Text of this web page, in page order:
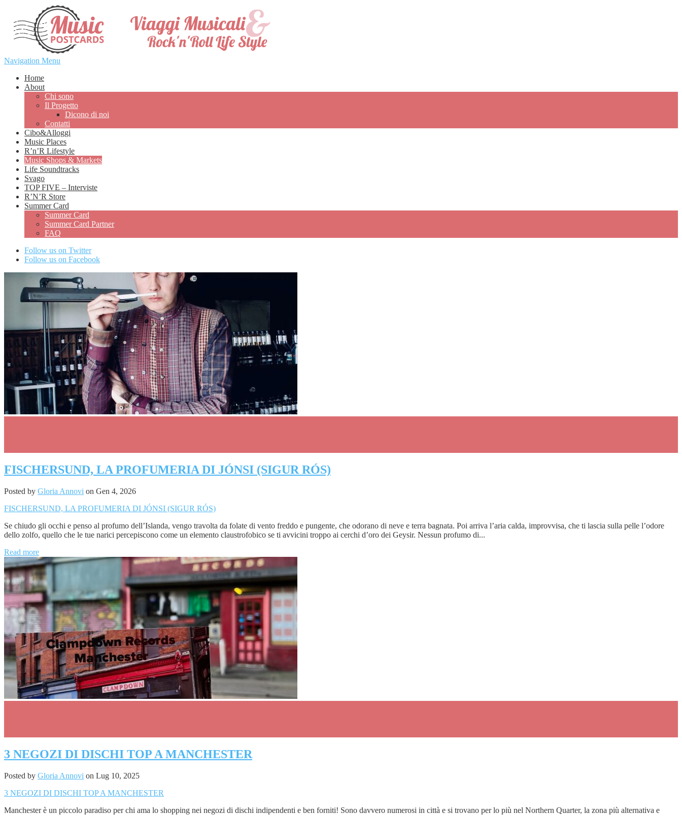
Navigation Menu
Home
About
Chi sono
Il Progetto
Dicono di noi
Contatti
Cibo&Alloggi
Music Places
R’n’R Lifestyle
Music Shops & Markets
Life Soundtracks
Svago
TOP FIVE – Interviste
R’N’R Store
Summer Card
Summer Card
Summer Card Partner
FAQ
Follow us on Twitter
Follow us on Facebook
FISCHERSUND, LA PROFUMERIA DI JÓNSI (SIGUR RÓS)
Posted by Gloria Annovi on Gen 4, 2026
FISCHERSUND, LA PROFUMERIA DI JÓNSI (SIGUR RÓS)
Se chiudo gli occhi e penso al profumo dell’Islanda, vengo travolta da folate di vento freddo e pungente, che odorano di neve e terra bagnata. Poi arriva l’aria calda, improvvisa, che ti lascia sulla pelle l’odore
dello zolfo, quello che le tue narici percepiscono come un elemento claustrofobico se ti avvicini troppo ai cerchi d’oro dei Geysir. Nessun profumo di...
Read more
3 NEGOZI DI DISCHI TOP A MANCHESTER
Posted by Gloria Annovi on Lug 10, 2025
3 NEGOZI DI DISCHI TOP A MANCHESTER
Manchester è un piccolo paradiso per chi ama lo shopping nei negozi di dischi indipendenti e ben forniti! Sono davvero numerosi in città e si trovano per lo più nel Northern Quarter, la zona più alternativa e